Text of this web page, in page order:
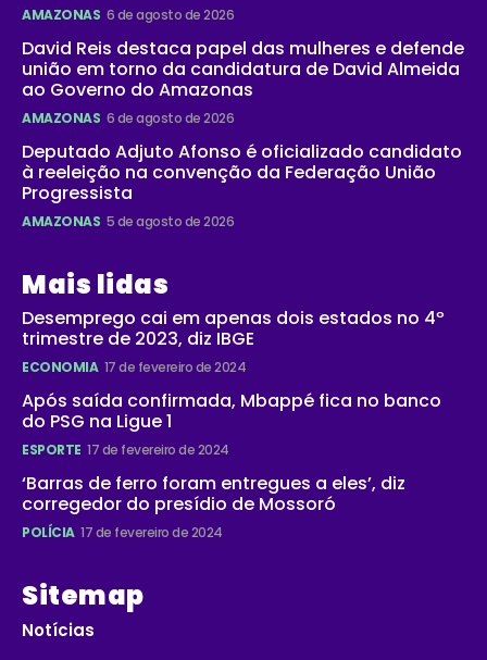
AMAZONAS 6 de agosto de 2026
David Reis destaca papel das mulheres e defende
união em torno da candidatura de David Almeida
ao Governo do Amazonas
AMAZONAS 6 de agosto de 2026
Deputado Adjuto Afonso é oficializado candidato
à reeleição na convenção da Federação União
Progressista
AMAZONAS 5 de agosto de 2026
Mais lidas
Desemprego cai em apenas dois estados no 4º
trimestre de 2023, diz IBGE
ECONOMIA 17 de fevereiro de 2024
Após saída confirmada, Mbappé fica no banco
do PSG na Ligue 1
ESPORTE 17 de fevereiro de 2024
‘Barras de ferro foram entregues a eles’, diz
corregedor do presídio de Mossoró
POLÍCIA 17 de fevereiro de 2024
Sitemap
Notícias